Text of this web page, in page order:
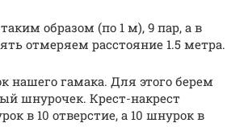
образом (по 1 м), 9 пар, а в
отмеряем расстояние 1.5 метра.
нашего гамака. Для этого берем
шнурочек. Крест-накрест
в 10 отверстие, а 10 шнурок в